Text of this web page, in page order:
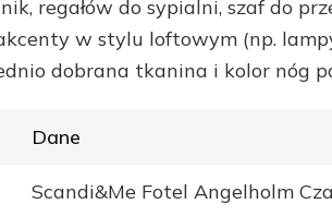
regałów do sypialni, szaf do
w stylu loftowym (np.
dobrana tkanina i kolor nóg
Dane
Scandi&Me Fotel Angelholm